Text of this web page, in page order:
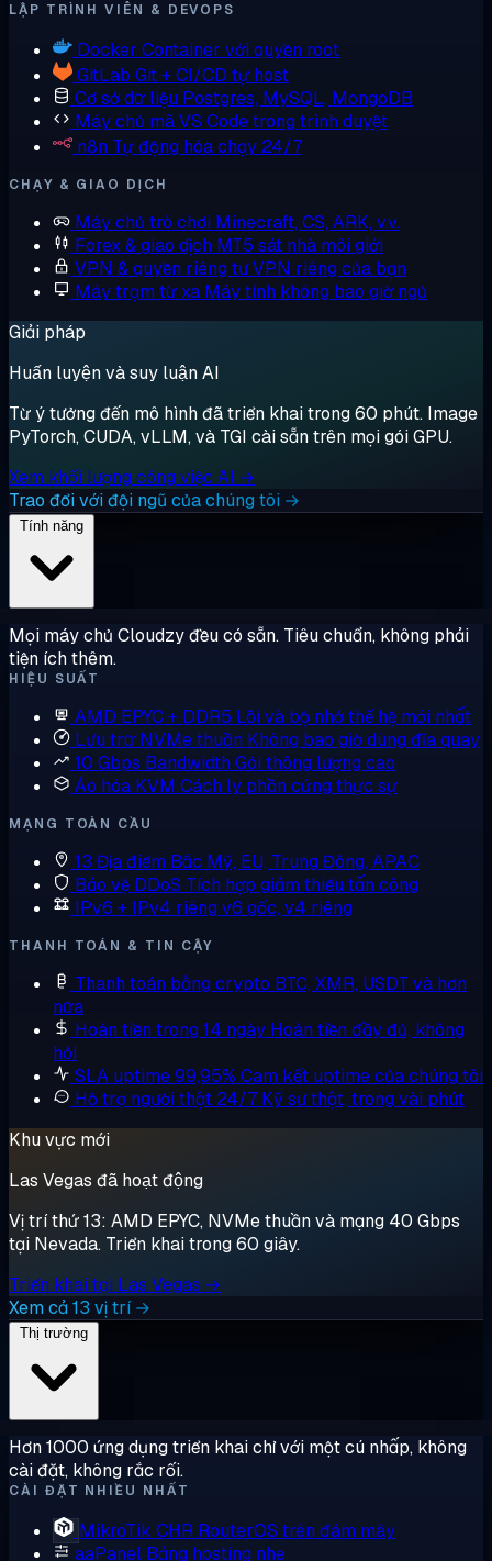
LẬP TRÌNH VIÊN & DEVOPS
Docker Container với quyền root
GitLab Git + CI/CD tự host
Cơ sở dữ liệu Postgres, MySQL, MongoDB
Máy chủ mãVS Code trong trình duyệt
n8n Tự động hóa chạy 24/7
CHẠY & GIAO DỊCH
Máy chủ trò chơi Minecraft, CS, ARK, v.v.
Forex & giao dịch MT5 sát nhà môi giới
VPN & quyền riêng tưVPN riêng của bạn
Máy trạm từ xa Máy tính không bao giờ ngủ
Giải pháp
Huấn luyện và suy luận AI
Từ ý tưởng đến mô hình đã triển khai trong 60 phút. Image
PyTorch, CUDA, vLLM, và TGI cài sẵn trên mọi gói GPU.
Xem khối lượng công việc AI →
Trao đổi với đội ngũ của chúng tôi →
Mọi máy chủ Cloudzy đều có sẵn. Tiêu chuẩn, không phải
tiện ích thêm.
HIỆU SUẤT
AMD EPYC + DDR5 Lõi và bộ nhớ thế hệ mới nhất
Lưu trữ NVMe thuần Không bao giờ dùng đĩa quay
10 Gbps Bandwidth Gói thông lượng cao
Ảo hóa KVM Cách ly phần cứng thực sự
MẠNG TOÀN CẦU
13 Địa điểm Bắc Mỹ, EU, Trung Đông, APAC
Bảo vệ DDoS Tích hợp giảm thiểu tấn công
IPv6 + IPv4 riêng v6 gốc, v4 riêng
THANH TOÁN & TIN CẬY
Thanh toán bằng crypto BTC, XMR, USDT và hơn
nữa
Hoàn tiền trong 14 ngày Hoàn tiền đầy đủ, không
hỏi
SLA uptime 99,95% Cam kết uptime của chúng tôi
Hỗ trợ người thật 24/7 Kỹ sư thật, trong vài phút
Khu vực mới
Las Vegas đã hoạt động
Vị trí thứ 13: AMD EPYC, NVMe thuần và mạng 40 Gbps
tại Nevada. Triển khai trong 60 giây.
Triển khai tại Las Vegas →
Xem cả 13 vị trí →
Hơn 1000 ứng dụng triển khai chỉ với một cú nhấp, không
cài đặt, không rắc rối.
CÀI ĐẶT NHIỀU NHẤT
MikroTik CHR RouterOS trên đám mây
aaPanel Bảng hosting nhẹ